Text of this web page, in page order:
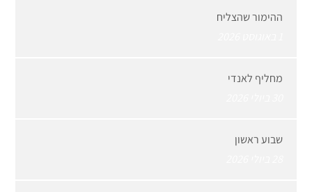
ההימור שהצליח
מחליף לאנדי
שבוע ראשון